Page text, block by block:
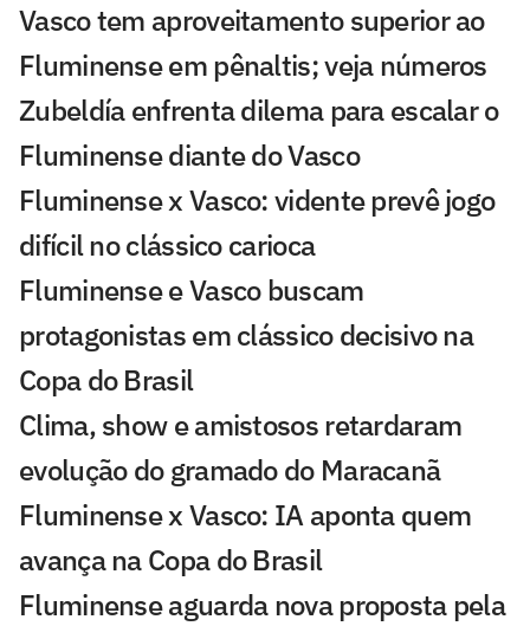
Vasco tem aproveitamento superior ao
Fluminense em pênaltis; veja números
Zubeldía enfrenta dilema para escalar o
Fluminense diante do Vasco
Fluminense x Vasco: vidente prevê jogo
difícil no clássico carioca
Fluminense e Vasco buscam
protagonistas em clássico decisivo na
Copa do Brasil
Clima, show e amistosos retardaram
evolução do gramado do Maracanã
Fluminense x Vasco: IA aponta quem
avança na Copa do Brasil
Fluminense aguarda nova proposta pela